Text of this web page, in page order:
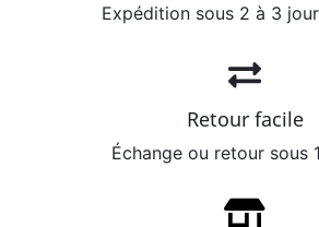
Expédition sous 2 à 3
Retour facile
Échange ou retour sous